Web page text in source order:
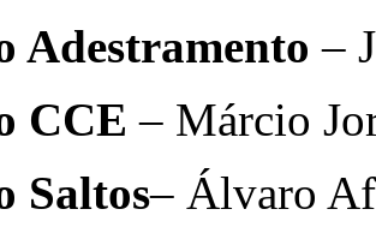
Adestramento –
CCE – Márcio
Saltos– Álvaro